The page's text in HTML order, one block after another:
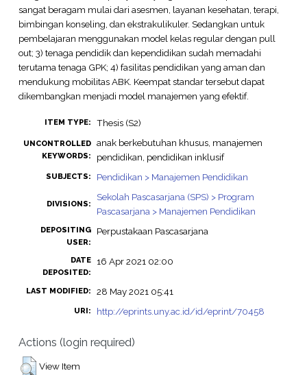
sangat beragam mulai dari asesmen, layanan kesehatan, terapi,
bimbingan konseling, dan ekstrakulikuler. Sedangkan untuk
pembelajaran menggunakan model kelas regular dengan pull
out; 3) tenaga pendidik dan kependidikan sudah memadahi
terutama tenaga GPK; 4) fasilitas pendidikan yang aman dan
mendukung mobilitas ABK. Keempat standar tersebut dapat
dikembangkan menjadi model manajemen yang efektif.
ITEM TYPE: Thesis (S2)
UNCONTROLLED
KEYWORDS:
anak berkebutuhan khusus, manajemen
pendidikan, pendidikan inklusif
SUBJECTS: Pendidikan > Manajemen Pendidikan
DIVISIONS:
Sekolah Pascasarjana (SPS) > Program
Pascasarjana > Manajemen Pendidikan
DEPOSITING
USER:
Perpustakaan Pascasarjana
DATE
DEPOSITED:
16 Apr 2021 02:00
LAST MODIFIED: 28 May 2021 05:41
URI: http://eprints.uny.ac.id/id/eprint/70458
Actions (login required)
View Item